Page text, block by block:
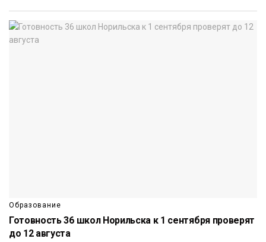
Образование
Готовность 36 школ Норильска к 1 сентября проверят
до 12 августа